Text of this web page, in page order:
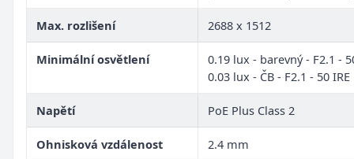
Max. rozlišení 2688 x 1512
Minimální osvětlení
0.19 lux - barevný - F2.1 -
0.03 lux - ČB - F2.1 - 50 IRE
Napětí PoE Plus Class 2
Ohnisková vzdálenost 2.4 mm